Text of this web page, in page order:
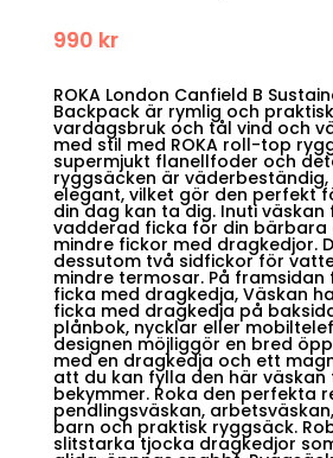
990 kr
ROKA London Canfield B
Backpack är rymlig och
vardagsbruk och tål vind och
med stil med ROKA roll-top
supermjukt flanellfoder och
ryggsäcken är
elegant, vilket gör den perfekt
din dag kan ta dig. Inuti väskan
vadderad ficka för din bärbara
mindre fickor med dragkedjor.
dessutom två sidfickor för
mindre termosar. På framsidan
ficka med dragkedja, Väskan
ficka med dragkedja på
plånbok, nycklar eller
designen möjliggör en bred
med en dragkedja och ett
att du kan fylla den här
bekymmer. Roka den perfekta
pendlingsväskan,
barn och praktisk ryggsäck.
slitstarka tjocka dragkedjor